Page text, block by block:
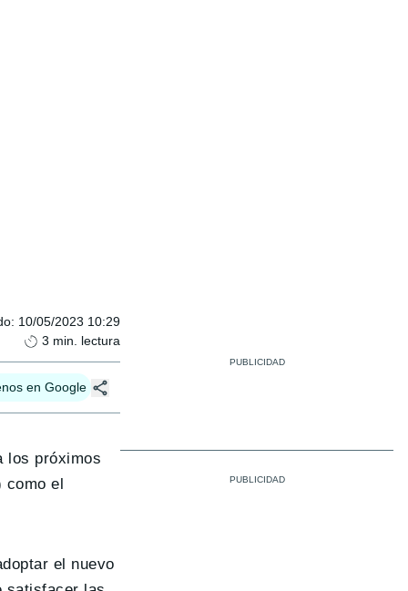
: 10/05/2023 10:29
3 min. lectura
en Google
los próximos
el
el nuevo